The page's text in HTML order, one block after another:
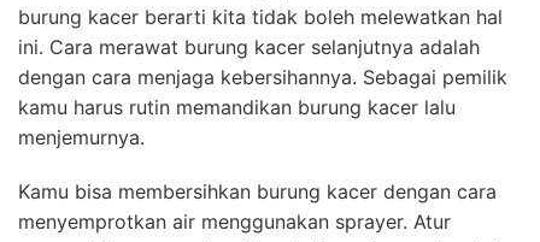
burung kacer berarti kita tidak boleh melewatkan hal
ini. Cara merawat burung kacer selanjutnya adalah
dengan cara menjaga kebersihannya. Sebagai pemilik
kamu harus rutin memandikan burung kacer lalu
menjemurnya.
Kamu bisa membersihkan burung kacer dengan cara
menyemprotkan air menggunakan sprayer. Atur